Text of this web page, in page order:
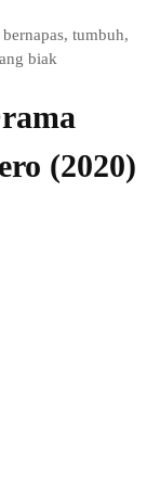
tumbuh,
biak
(2020)